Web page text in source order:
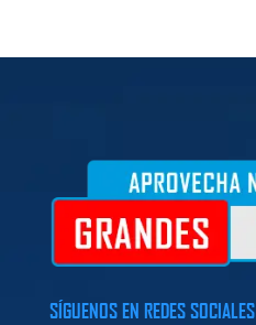
SÍGUENOS EN REDES SOCIALES